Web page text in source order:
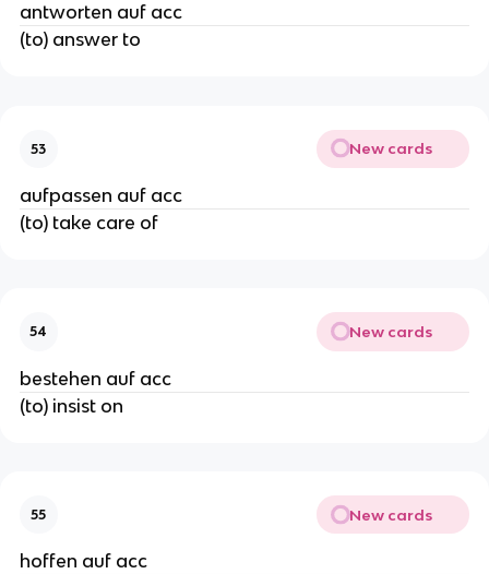
antworten auf acc
(to) answer to
53 New cards
aufpassen auf acc
(to) take care of
54 New cards
bestehen auf acc
(to) insist on
55 New cards
hoffen auf acc